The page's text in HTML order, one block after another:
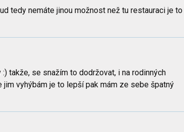
tedy nemáte jinou možnost než tu restauraci je to
takže, se snažím to dodržovat, i na rodinných
vyhýbám je to lepší pak mám ze sebe špatný